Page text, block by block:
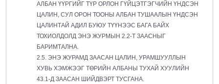
АЛБАН ҮҮРГИЙГ ТҮР ОРЛОН ГҮЙЦЭТГЭГЧИЙН ҮНДСЭН
ЦАЛИН, СУЛ ОРОН ТООНЫ АЛБАН ТУШААЛЫН ҮНДСЭН
ЦАЛИНТАЙ АДИЛ БУЮУ ТҮҮНЭЭС БАГА БАЙХ
ТОХИОЛДОЛД ЭНЭ ЖУРМЫН 2.2-Т ЗААСНЫГ
БАРИМТАЛНА.
2.5. ЭНЭ ЖУРАМД ЗААСАН ЦАЛИН, УРАМШУУЛЛЫН
ХУВЬ ХЭМЖЭЭГ ТӨРИЙН АЛБАНЫ ТУХАЙ ХУУЛИЙН
43.1-Д ЗААСАН ШИЙДВЭРТ ТУСГАНА.